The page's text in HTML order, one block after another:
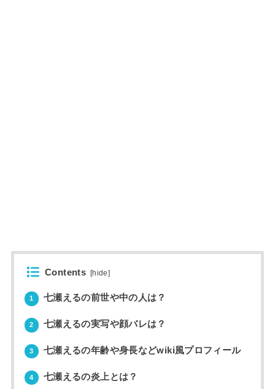
Contents [hide]
1 七瀬えるの前世や中の人は？
2 七瀬えるの実写や顔バレは？
3 七瀬えるの年齢や身長などwiki風プロフィール
4 七瀬えるの炎上とは？